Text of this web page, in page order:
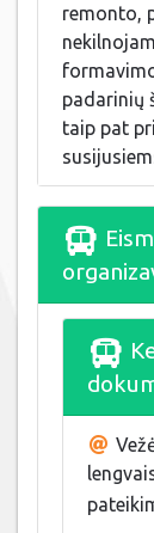
remonto,
padarinių
taip pat